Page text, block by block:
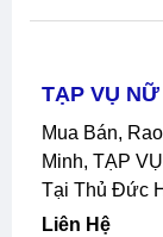
TẠP VỤ
Mua Bán, Rao Vặt Tuyển Dụng Thủ Đức Hồ Chí
Minh, TẠP
Tại Thủ Đức
Liên Hệ